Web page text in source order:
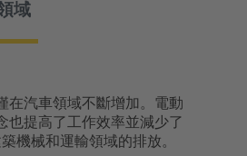
域
在汽車領域不斷增加。電動
也提高了工作效率並減少了
機械和運輸領域的排放。